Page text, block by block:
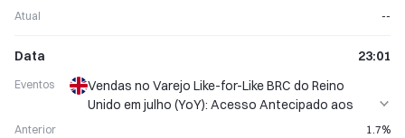
Atual
--
Data 23:01
Eventos
Vendas no Varejo Like-for-Like BRC do Reino
Unido em julho (YoY): Acesso Antecipado aos
Anterior
1.7%